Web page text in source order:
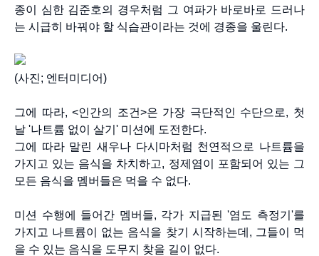
종이 심한 김준호의 경우처럼 그 여파가 바로바로 드러나
는 시급히 바꿔야 할 식습관이라는 것에 경종을 울린다.
(사진; 엔터미디어)
그에 따라, <인간의 조건>은 가장 극단적인 수단으로, 첫
날 '나트륨 없이 살기' 미션에 도전한다.
그에 따라 말린 새우나 다시마처럼 천연적으로 나트륨을
가지고 있는 음식을 차치하고, 정제염이 포함되어 있는 그
모든 음식을 멤버들은 먹을 수 없다.
미션 수행에 들어간 멤버들, 각가 지급된 '염도 측정기'를
가지고 나트륨이 없는 음식을 찾기 시작하는데, 그들이 먹
을 수 있는 음식을 도무지 찾을 길이 없다.